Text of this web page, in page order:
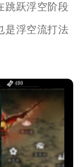
跳跃浮空阶段
是浮空流打法